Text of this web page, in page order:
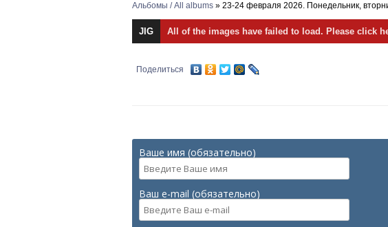
Альбомы / All albums » 23-24 февраля 2026. Понедельник,
JIG All of the images have failed to load. Please click
Поделиться
Ваше имя (обязательно)
Ваш e-mail (обязательно)